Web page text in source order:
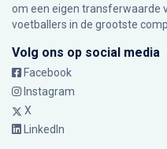
om een eigen transferwaarde
voetballers in de grootste
Volg ons op social media
Facebook
Instagram
X
LinkedIn